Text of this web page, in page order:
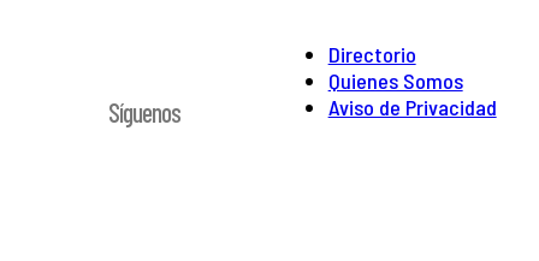
Directorio
Quienes Somos
Aviso de Privacidad
Síguenos